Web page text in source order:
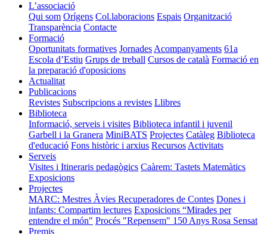
L’associació
Qui som Orígens Col.laboracions Espais Organització
Transparència Contacte
Formació
Oportunitats formatives Jornades Acompanyaments 61a
Escola d’Estiu Grups de treball Cursos de català Formació en
la preparació d'oposicions
Actualitat
Publicacions
Revistes Subscripcions a revistes Llibres
Biblioteca
Informació, serveis i visites Biblioteca infantil i juvenil
Garbell i la Granera MiniBATS Projectes Catàleg Biblioteca
d'educació Fons històric i arxius Recursos Activitats
Serveis
Visites i Itineraris pedagògics Caàrem: Tastets Matemàtics
Exposicions
Projectes
MARC: Mestres Àvies Recuperadores de Contes Dones i
infants: Compartim lectures Exposicions “Mirades per
entendre el món" Procés "Repensem" 150 Anys Rosa Sensat
Premis